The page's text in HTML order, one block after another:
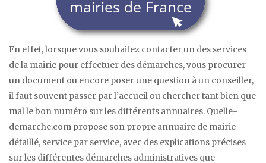
En effet, lorsque vous souhaitez contacter un des services
de la mairie pour effectuer des démarches, vous procurer
un document ou encore poser une question à un conseiller,
il faut souvent passer par l’accueil ou chercher tant bien que
mal le bon numéro sur les différents annuaires. Quelle-
demarche.com propose son propre annuaire de mairie
détaillé, service par service, avec des explications précises
sur les différentes démarches administratives que